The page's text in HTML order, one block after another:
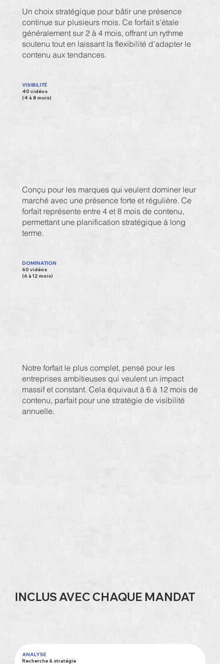
Un choix stratégique pour bâtir une présence
continue sur plusieurs mois. Ce forfait s’étale
généralement sur 2 à 4 mois, offrant un rythme
soutenu tout en laissant la flexibilité d’adapter le
contenu aux tendances.
VISIBILITÉ
40 vidéos
(4 à 8 mois)
Conçu pour les marques qui veulent dominer leur
marché avec une présence forte et régulière. Ce
forfait représente entre 4 et 8 mois de contenu,
permettant une planification stratégique à long
terme.
DOMINATION
60 vidéos
(6 à 12 mois)
Notre forfait le plus complet, pensé pour les
entreprises ambitieuses qui veulent un impact
massif et constant. Cela équivaut à 6 à 12 mois de
contenu, parfait pour une stratégie de visibilité
annuelle.
INCLUS AVEC CHAQUE MANDAT
ANALYSE
Recherche & stratégie